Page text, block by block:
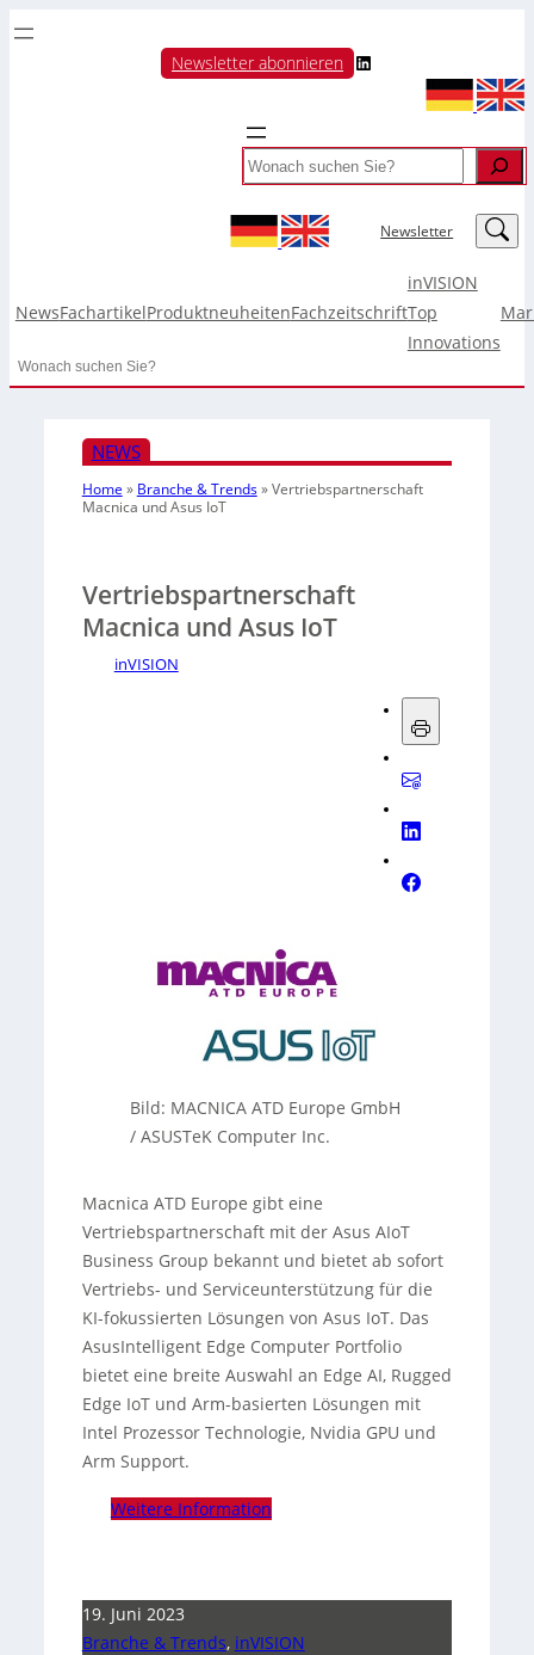
Newsletter abonnieren LinkedIn
Search
Newsletter LinkedIn
NewsFachartikelProduktneuheitenFachzeitschrift
inVISION
Top
Innovations
Search
NEWS
Home » Branche & Trends»Vertriebspartnerschaft
Macnica und Asus IoT
Vertriebspartnerschaft
Macnica und Asus IoT
inVISION
Bild: MACNICA ATD Europe GmbH
/ ASUSTeK Computer Inc.
Macnica ATD Europe gibt eine
Vertriebspartnerschaft mit der Asus AIoT
Business Group bekannt und bietet ab sofort
Vertriebs- und Serviceunterstützung für die
KI-fokussierten Lösungen von Asus IoT. Das
AsusIntelligent Edge Computer Portfolio
bietet eine breite Auswahl an Edge AI, Rugged
Edge IoT und Arm-basierten Lösungen mit
Intel Prozessor Technologie, Nvidia GPU und
Arm Support.
Weitere Information
19. Juni 2023
Branche & Trends, inVISION